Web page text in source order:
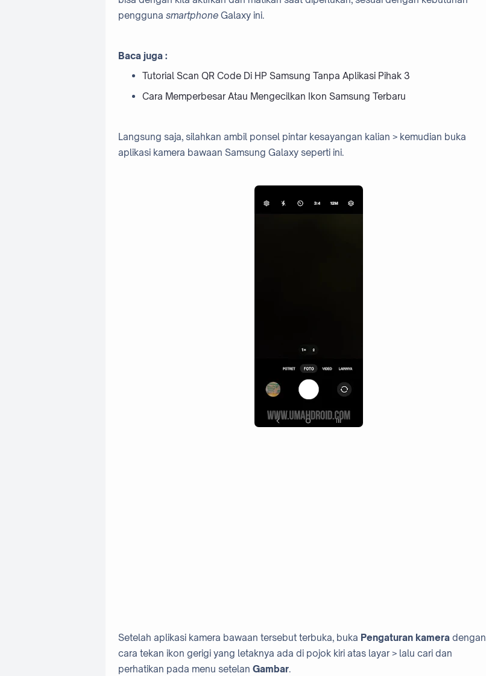
pengguna smartphoneGalaxy ini.
Baca juga :
Tutorial Scan QR Code Di HP Samsung Tanpa Aplikasi Pihak 3
Cara Memperbesar Atau Mengecilkan Ikon Samsung Terbaru
Langsung saja, silahkan ambil ponsel pintar kesayangan kalian > kemudian buka
aplikasi kamera bawaan Samsung Galaxy seperti ini.
Setelah aplikasi kamera bawaan tersebut terbuka, buka Pengaturan kameradengan
cara tekan ikon gerigi yang letaknya ada di pojok kiri atas layar > lalu cari dan
perhatikan pada menu setelan Gambar.